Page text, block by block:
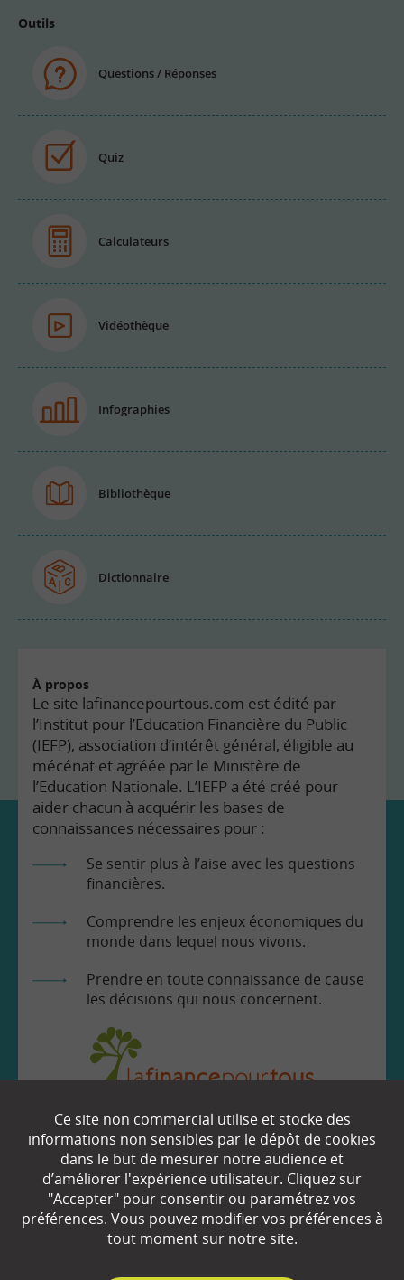
Outils
Questions / Réponses
Quiz
Calculateurs
Vidéothèque
Infographies
Bibliothèque
Dictionnaire
À propos
Le site lafinancepourtous.com est édité par
l’Institut pour l’Education Financière du Public
(IEFP), association d’intérêt général, éligible au
mécénat et agréée par le Ministère de
l’Education Nationale. L’IEFP a été créé pour
aider chacun à acquérir les bases de
connaissances nécessaires pour :
Se sentir plus à l’aise avec les questions
financières.
Comprendre les enjeux économiques du
monde dans lequel nous vivons.
Prendre en toute connaissance de cause
les décisions qui nous concernent.
EN SAVOIR
Qui sommes-nous ?
Partenaires
Ce site non commercial utilise et stocke des
informations non sensibles par le dépôt de cookies
dans le but de mesurer notre audience et
d’améliorer l'expérience utilisateur. Cliquez sur
"Accepter" pour consentir ou paramétrez vos
préférences. Vous pouvez modifier vos préférences à
tout moment sur notre site.